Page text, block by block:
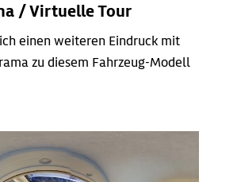
/ Virtuelle Tour
einen weiteren Eindruck mit
zu diesem Fahrzeug-Modell